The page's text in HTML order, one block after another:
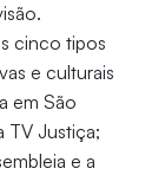
cinco tipos
e culturais
em São
TV Justiça;
e a